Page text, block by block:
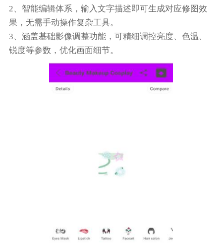
2、智能编辑体系，输入文字描述即可生成对应修图效
果，无需手动操作复杂工具。
3、涵盖基础影像调整功能，可精细调控亮度、色温、
锐度等参数，优化画面细节。